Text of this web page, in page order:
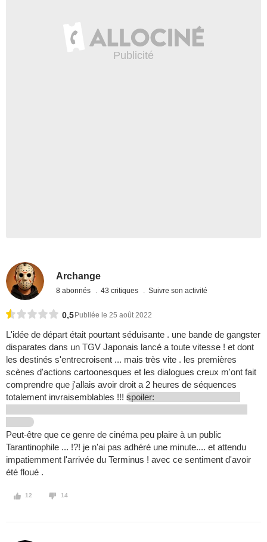
Archange
8 abonnés 43 critiques Suivre son activité
0,5 Publiée le 25 août 2022
L'idée de départ était pourtant séduisante . une bande de gangster
disparates dans un TGV Japonais lancé a toute vitesse ! et dont
les destinés s'entrecroisent ... mais très vite . les premières
scènes d'actions cartoonesques et les dialogues creux m'ont fait
comprendre que j'allais avoir droit a 2 heures de séquences
totalement invraisemblables !!! spoiler:
Peut-être que ce genre de cinéma peu plaire à un public
Tarantinophile ... !?! je n'ai pas adhéré une minute.... et attendu
impatiemment l'arrivée du Terminus ! avec ce sentiment d'avoir
été floué .
12 14